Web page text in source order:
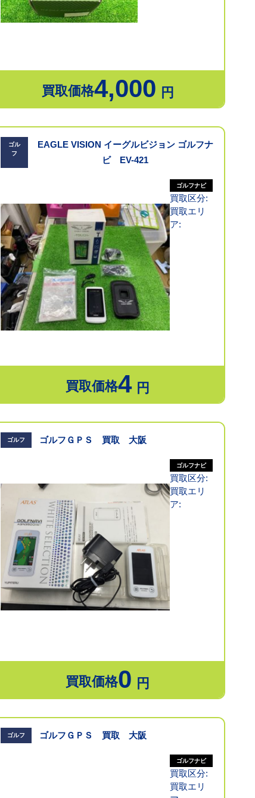
買取価格4,000 円
ゴル
フ
EAGLE VISION イーグルビジョン ゴルフナ
ビ EV-421
ゴルフナビ
買取区分:
買取エリ
ア:
買取価格4 円
ゴルフ ゴルフＧＰＳ 買取 大阪
ゴルフナビ
買取区分:
買取エリ
ア:
買取価格0 円
ゴルフ ゴルフＧＰＳ 買取 大阪
ゴルフナビ
買取区分:
買取エリ